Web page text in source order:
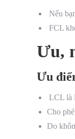
Nếu
FCL
Ưu,
Ưu
LCL là
Cho
Do